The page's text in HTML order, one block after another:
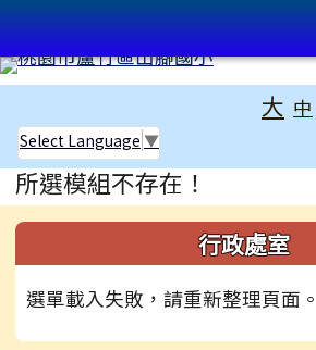
跳至主內容區
桃園市蘆竹區山腳國小
導覽列
大 中
Select Language ▼
主內容區域
所選模組不存在！
左邊區域內容 行政處室
選單載入失敗，請重新整理頁面。
頁尾區域